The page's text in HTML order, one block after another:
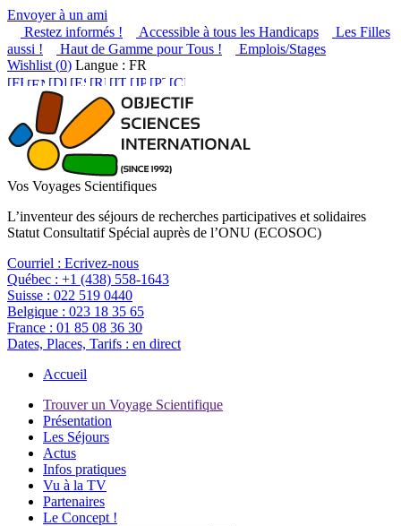
Envoyer à un ami
Restez informés !
Accessible à tous les Handicaps
Les Filles
aussi !
Haut de Gamme pour Tous !
Emplois/Stages
Wishlist (0) Langue : FR
Vos Voyages Scientifiques
L’inventeur des séjours de recherches participatives et solidaires
Statut Consultatif Spécial auprès de l’ONU (ECOSOC)
Courriel : Ecrivez-nous
Québec : +1 (438) 558-1643
Suisse : 022 519 0440
Belgique : 023 18 35 65
France : 01 85 08 36 30
Dates, Places, Tarifs : en direct
Accueil
Trouver un Voyage Scientifique
Présentation
Les Séjours
Actus
Infos pratiques
Vu à la TV
Partenaires
Le Concept !